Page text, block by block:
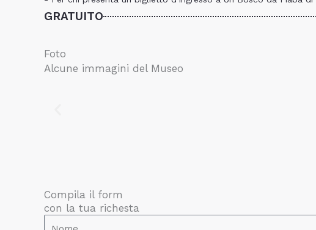
GRATUITO
Foto
Alcune immagini del Museo
Compila il form
con la tua richesta